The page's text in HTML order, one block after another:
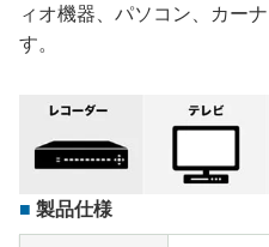
ィオ機器、パソコン、カー
す。
製品仕様